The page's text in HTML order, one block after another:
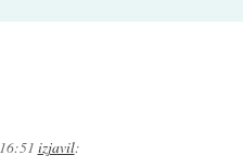
izjavil: